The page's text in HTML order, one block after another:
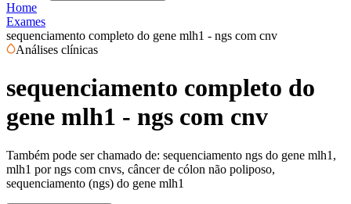
Home
Exames
sequenciamento completo do gene mlh1 - ngs com cnv
Análises clínicas
sequenciamento completo do
gene mlh1 - ngs com cnv
Também pode ser chamado de: sequenciamento ngs do gene mlh1,
mlh1 por ngs com cnvs, câncer de cólon não poliposo,
sequenciamento (ngs) do gene mlh1